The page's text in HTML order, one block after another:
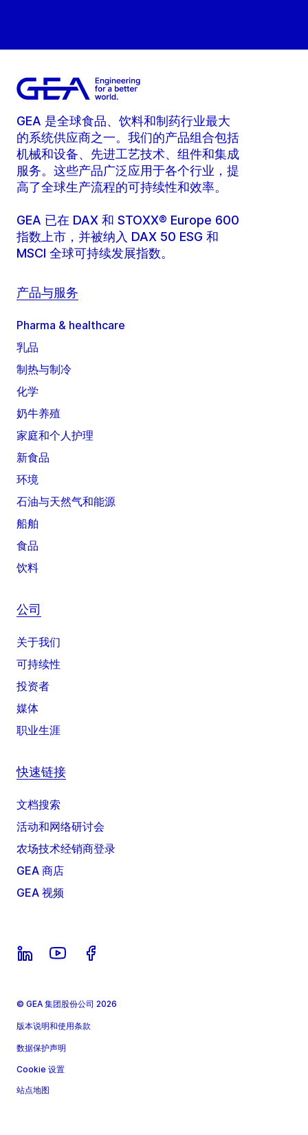
GEA 是全球食品、饮料和制药行业最大
的系统供应商之一。我们的产品组合包括
机械和设备、先进工艺技术、组件和集成
服务。这些产品广泛应用于各个行业，提
高了全球生产流程的可持续性和效率。
GEA 已在 DAX 和 STOXX® Europe 600
指数上市，并被纳入 DAX 50 ESG 和
MSCI 全球可持续发展指数。
产品与服务
Pharma & healthcare
乳品
制热与制冷
化学
奶牛养殖
家庭和个人护理
新食品
环境
石油与天然气和能源
船舶
食品
饮料
公司
关于我们
可持续性
投资者
媒体
职业生涯
快速链接
文档搜索
活动和网络研讨会
农场技术经销商登录
GEA 商店
GEA 视频
© GEA 集团股份公司 2026
版本说明和使用条款
数据保护声明
Cookie 设置
站点地图